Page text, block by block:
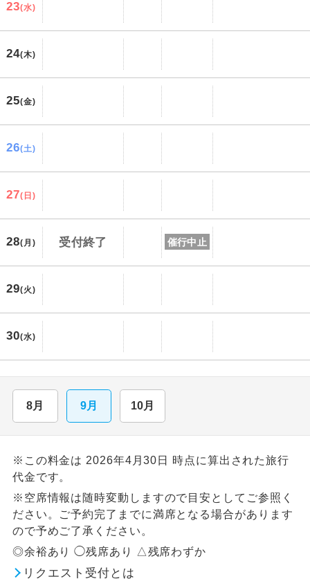
23(水)
24(木)
25(金)
26(土)
27(日)
28(月) 受付終了 催行中止
29(火)
30(水)
8月 9月 10月
※この料金は 2026年4月30日 時点に算出された旅行
代金です。
※空席情報は随時変動しますので目安としてご参照く
ださい。ご予約完了までに満席となる場合があります
ので予めご了承ください。
◎余裕あり ◯残席あり △残席わずか
リクエスト受付とは